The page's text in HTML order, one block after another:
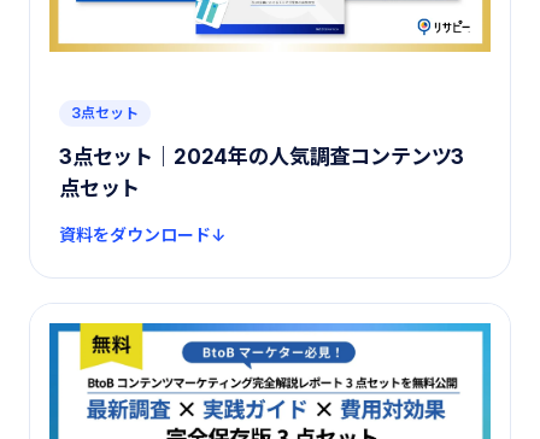
3点セット
3点セット｜2024年の人気調査コンテンツ3
点セット
資料をダウンロード